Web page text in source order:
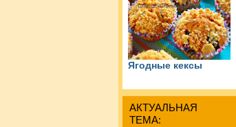
Ягодные кексы
АКТУАЛЬНАЯ
ТЕМА: